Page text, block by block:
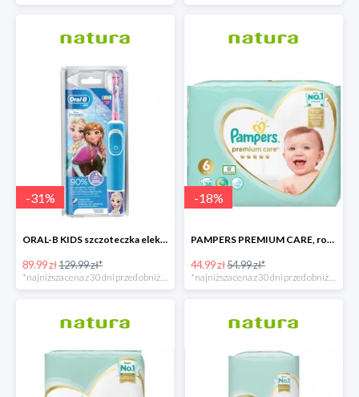
-31%
ORAL-B KIDS szczoteczka elektryczna
89.99 zł129.99 zł*
-18%
PAMPERS PREMIUM CARE, rozmiar 6, 38 pieluszki, 13kg+
44.99 zł54.99 zł*